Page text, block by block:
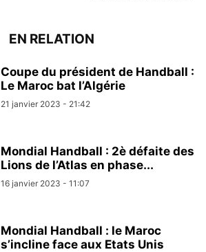
EN RELATION
Coupe du président de Handball :
Le Maroc bat l’Algérie
21 janvier 2023 - 21:42
Mondial Handball : 2è défaite des
Lions de l’Atlas en phase...
16 janvier 2023 - 11:07
Mondial Handball : le Maroc
s’incline face aux Etats Unis